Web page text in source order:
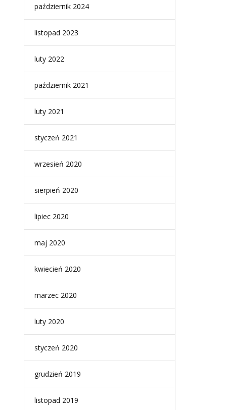
październik 2024
listopad 2023
luty 2022
październik 2021
luty 2021
styczeń 2021
wrzesień 2020
sierpień 2020
lipiec 2020
maj 2020
kwiecień 2020
marzec 2020
luty 2020
styczeń 2020
grudzień 2019
listopad 2019